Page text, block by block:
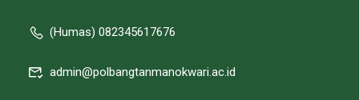
(Humas) 082345617676
admin@polbangtanmanokwari.ac.id